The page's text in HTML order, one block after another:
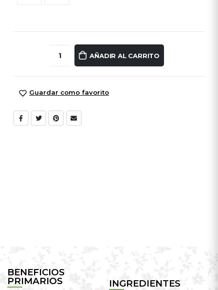
AÑADIR AL CARRITO
Guardar como favorito
BENEFICIOS
PRIMARIOS INGREDIENTES